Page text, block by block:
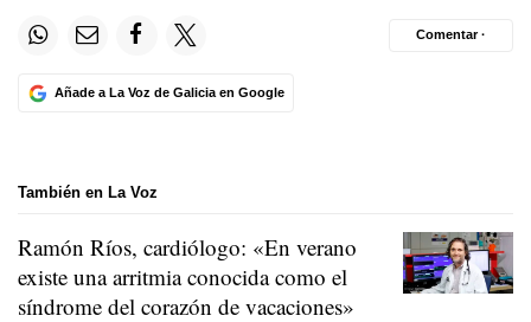
Añade a La Voz de Galicia en Google
Comentar ·
También en La Voz
Ramón Ríos, cardiólogo: «En verano
existe una arritmia conocida como el
síndrome del corazón de vacaciones»